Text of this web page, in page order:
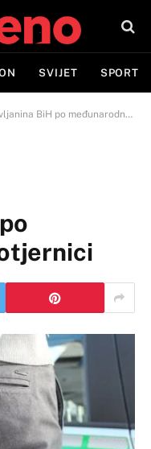
SVIJET SPORT
BiH po međunarodnoj potjernici